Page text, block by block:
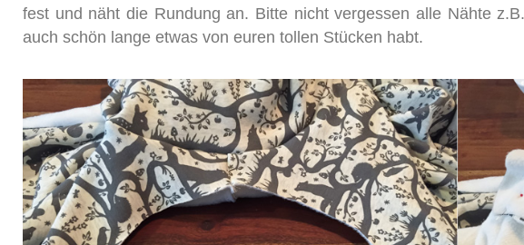
fest und näht die Rundung an. Bitte nicht vergessen alle Nähte
auch schön lange etwas von euren tollen Stücken habt.